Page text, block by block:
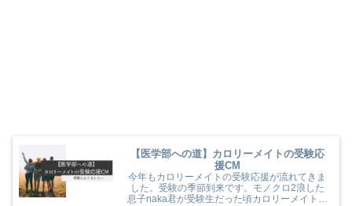
【医学部への道】カロリーメイトの受験応
援CM
今年もカロリーメイトの受験応援が流れてきま
した。受験の季節到来です。モノクロ2浪した
息子naka君が受験生だった頃カロリーメイトの